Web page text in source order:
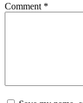
Comment *